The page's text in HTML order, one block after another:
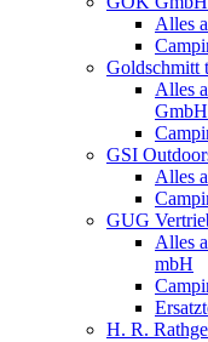
Alles
Goldschmitt
Alles
GmbH
GSI
Alles
GUG
Alles
mbH
H. R.